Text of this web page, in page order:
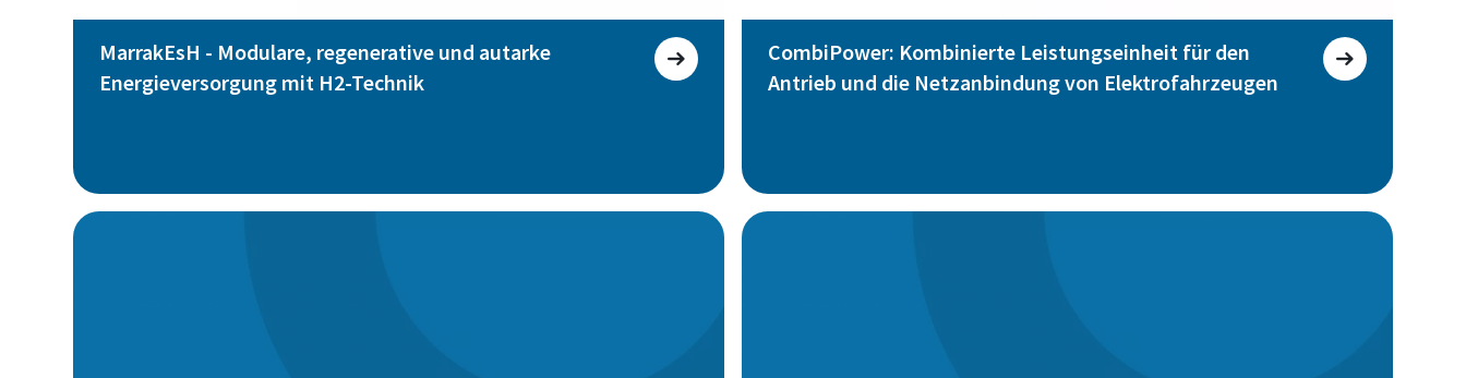
MarrakEsH - Modulare, regenerative und autarke
Energieversorgung mit H2-Technik
CombiPower: Kombinierte Leistungseinheit für den
Antrieb und die Netzanbindung von Elektrofahrzeugen